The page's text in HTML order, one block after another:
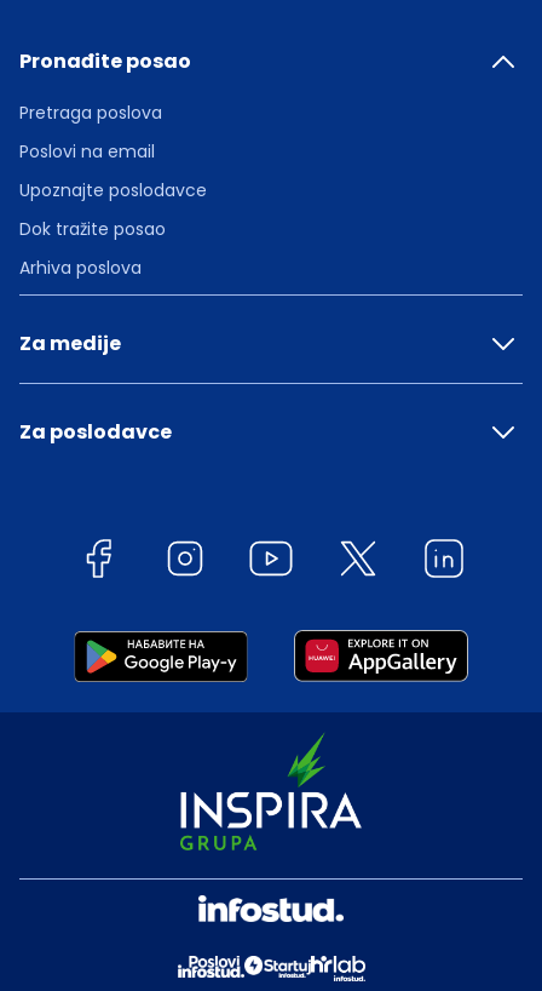
Pronađite posao
Pretraga poslova
Poslovi na email
Upoznajte poslodavce
Dok tražite posao
Arhiva poslova
Za medije
Za poslodavce